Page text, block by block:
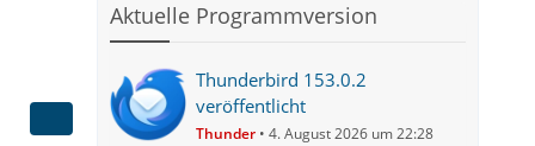
Aktuelle Programmversion
Thunderbird 153.0.2
veröffentlicht
Thunder 4. August 2026 um 22:28